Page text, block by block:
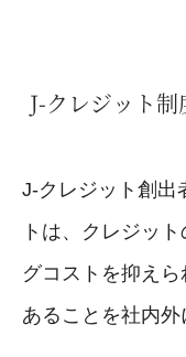
J-クレジット
J-クレジット創出
トは、クレジッ
グコストを抑え
あることを社内外